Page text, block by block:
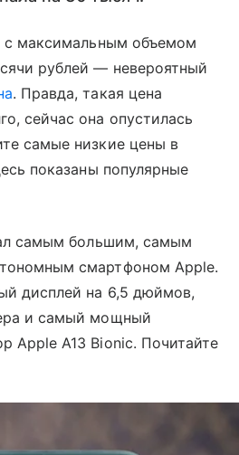
с максимальным объемом
рублей — невероятный
. Правда, такая цена
сейчас она опустилась
самые низкие цены в
показаны популярные
самым большим, самым
смартфоном Apple.
дисплей на 6,5 дюймов,
и самый мощный
Apple A13 Bionic. Почитайте